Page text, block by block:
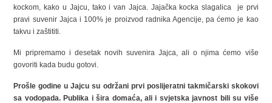
kockom, kako u Jajcu, tako i van Jajca. Jajačka kocka slagalica je prvi
pravi suvenir Jajca i 100% je proizvod radnika Agencije, pa ćemo je kao
takvu i zaštititi.
Mi pripremamo i desetak novih suvenira Jajca, ali o njima ćemo više
govoriti kada budu gotovi.
Prošle godine u Jajcu su održani prvi poslijeratni takmičarski skokovi
sa vodopada. Publika i šira domaća, ali i svjetska javnost bili su više